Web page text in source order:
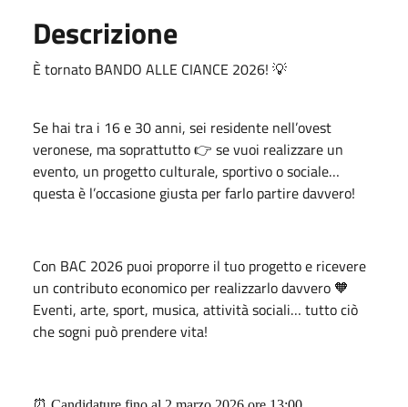
Descrizione
È tornato BANDO ALLE CIANCE 2026! 💡
Se hai tra i 16 e 30 anni, sei residente nell’ovest
veronese, ma soprattutto 👉 se vuoi realizzare un
evento, un progetto culturale, sportivo o sociale…
questa è l’occasione giusta per farlo partire davvero!
Con BAC 2026 puoi proporre il tuo progetto e ricevere
un contributo economico per realizzarlo davvero 🧡
Eventi, arte, sport, musica, attività sociali… tutto ciò
che sogni può prendere vita!